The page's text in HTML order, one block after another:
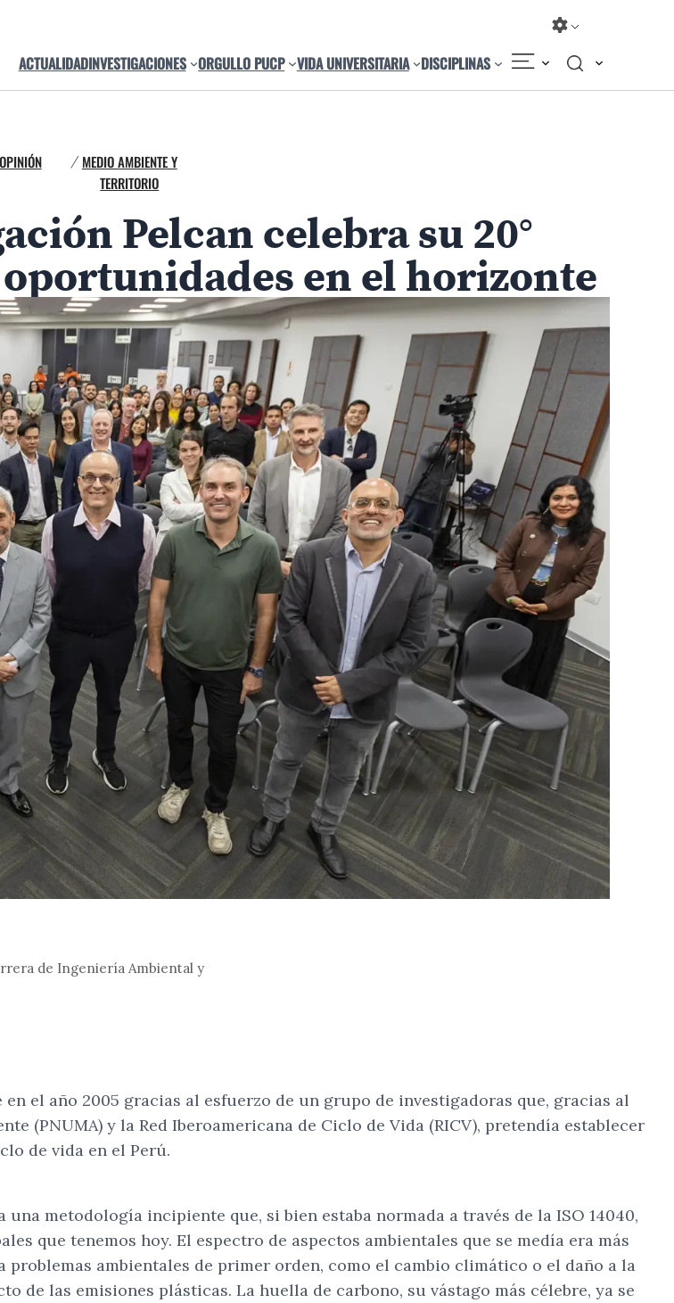
ACTUALIDADINVESTIGACIONES ORGULLO PUCP VIDA UNIVERSITARIA DISCIPLINAS
OPINIÓN / MEDIO AMBIENTE Y
TERRITORIO
Pelcan celebra su 20°
en el horizonte
de Ingeniería Ambiental y
el año 2005 gracias al esfuerzo de un grupo de investigadoras que, gracias al
(PNUMA) y la Red Iberoamericana de Ciclo de Vida (RICV), pretendía establecer
de vida en el Perú.
metodología incipiente que, si bien estaba normada a través de la ISO 14040,
que tenemos hoy. El espectro de aspectos ambientales que se medía era más
ambientales de primer orden, como el cambio climático o el daño a la
de las emisiones plásticas. La huella de carbono, su vástago más célebre, ya se